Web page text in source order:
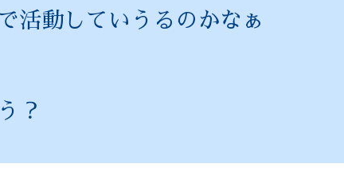
活動していうるのかなぁ
？